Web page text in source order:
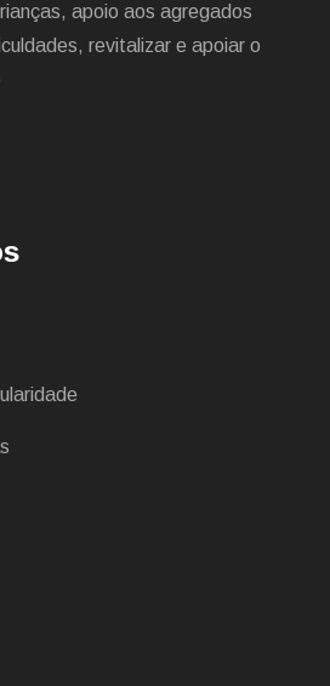
apoio aos agregados
revitalizar e apoiar o